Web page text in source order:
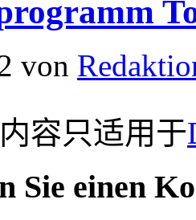
von
容只适用于
Sie einen